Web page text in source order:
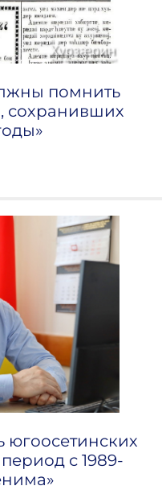
помнить
сохранивших
югоосетинских
с 1989-